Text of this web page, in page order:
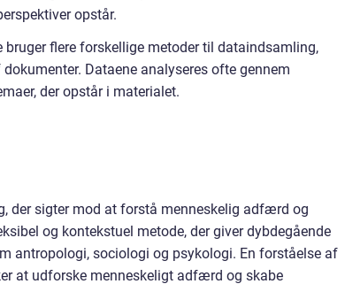
opstår.
flere forskellige metoder til dataindsamling,
Dataene analyseres ofte gennem
der opstår i materialet.
der sigter mod at forstå menneskelig adfærd og
og kontekstuel metode, der giver dybdegående
antropologi, sociologi og psykologi. En forståelse af
at udforske menneskeligt adfærd og skabe